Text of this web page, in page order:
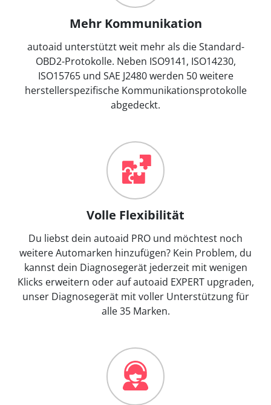
Mehr Kommunikation
autoaid unterstützt weit mehr als die Standard-
OBD2-Protokolle. Neben ISO9141, ISO14230,
ISO15765 und SAE J2480 werden 50 weitere
herstellerspezifische Kommunikationsprotokolle
abgedeckt.
Volle Flexibilität
Du liebst dein autoaid PRO und möchtest noch
weitere Automarken hinzufügen? Kein Problem, du
kannst dein Diagnosegerät jederzeit mit wenigen
Klicks erweitern oder auf autoaid EXPERT upgraden,
unser Diagnosegerät mit voller Unterstützung für
alle 35 Marken.